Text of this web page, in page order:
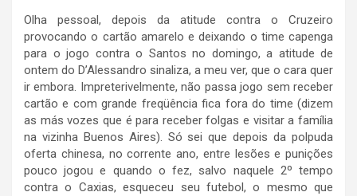
Olha pessoal, depois da atitude contra o Cruzeiro
provocando o cartão amarelo e deixando o time capenga
para o jogo contra o Santos no domingo, a atitude de
ontem do D’Alessandro sinaliza, a meu ver, que o cara quer
ir embora. Impreterivelmente, não passa jogo sem receber
cartão e com grande freqüência fica fora do time (dizem
as más vozes que é para receber folgas e visitar a família
na vizinha Buenos Aires). Só sei que depois da polpuda
oferta chinesa, no corrente ano, entre lesões e punições
pouco jogou e quando o fez, salvo naquele 2º tempo
contra o Caxias, esqueceu seu futebol, o mesmo que